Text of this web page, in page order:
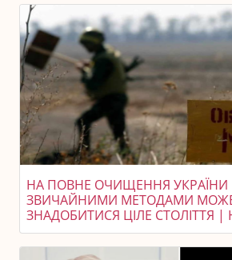
НА ПОВНЕ ОЧИЩЕННЯ УКРАЇНИ
ЗВИЧАЙНИМИ МЕТОДАМИ
ЗНАДОБИТИСЯ ЦІЛЕ СТОЛІТТЯ